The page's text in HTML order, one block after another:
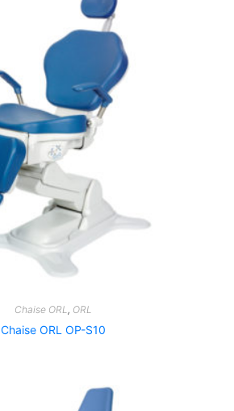
Chaise ORL, ORL
Chaise ORL OP-S10